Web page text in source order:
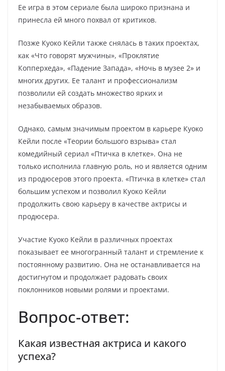
Ее игра в этом сериале была широко признана и
принесла ей много похвал от критиков.
Позже Куоко Кейли также снялась в таких проектах,
как «Что говорят мужчины», «Проклятие
Копперхеда», «Падение Запада», «Ночь в музее 2» и
многих других. Ее талант и профессионализм
позволили ей создать множество ярких и
незабываемых образов.
Однако, самым значимым проектом в карьере Куоко
Кейли после «Теории большого взрыва» стал
комедийный сериал «Птичка в клетке». Она не
только исполнила главную роль, но и является одним
из продюсеров этого проекта. «Птичка в клетке» стал
большим успехом и позволил Куоко Кейли
продолжить свою карьеру в качестве актрисы и
продюсера.
Участие Куоко Кейли в различных проектах
показывает ее многогранный талант и стремление к
постоянному развитию. Она не останавливается на
достигнутом и продолжает радовать своих
поклонников новыми ролями и проектами.
Вопрос-ответ:
Какая известная актриса и какого
успеха?